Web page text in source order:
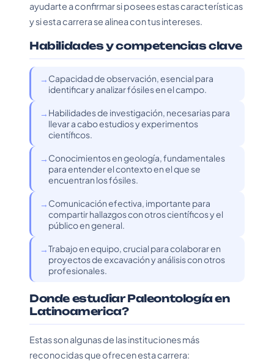
ayudarte a confirmar si posees estas características
y si esta carrera se alinea con tus intereses.
Habilidades y competencias clave
Capacidad de observación, esencial para
identificar y analizar fósiles en el campo.
Habilidades de investigación, necesarias para
llevar a cabo estudios y experimentos
científicos.
Conocimientos en geología, fundamentales
para entender el contexto en el que se
encuentran los fósiles.
Comunicación efectiva, importante para
compartir hallazgos con otros científicos y el
público en general.
Trabajo en equipo, crucial para colaborar en
proyectos de excavación y análisis con otros
profesionales.
Donde estudiar Paleontología en
Latinoamerica?
Estas son algunas de las instituciones más
reconocidas que ofrecen esta carrera: